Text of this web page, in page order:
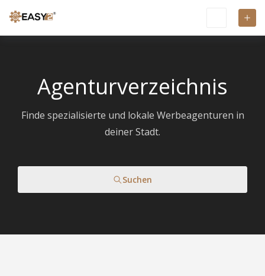
Agenturverzeichnis
Finde spezialisierte und lokale Werbeagenturen in
deiner Stadt.
Suchen